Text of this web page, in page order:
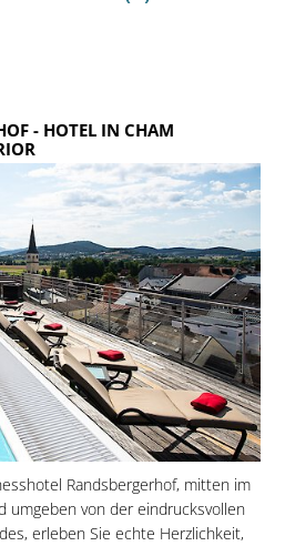
- HOTEL IN CHAM
Randsbergerhof, mitten im
umgeben von der eindrucksvollen
erleben Sie echte Herzlichkeit,